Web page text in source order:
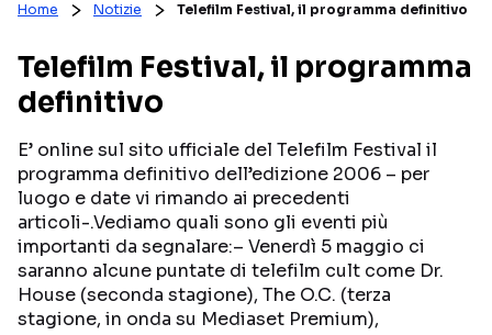
CANALI TV
PROGRAMMI TV
PERSONAGGI TV
SERIE TV
FICTION
Streaming
NETFLIX
AMAZON PRIME VIDEO
MEDIASET INFINITY
DAZN
Home Notizie Telefilm Festival, il programma definitivo
Telefilm Festival, il programma
definitivo
E’ online sul sito ufficiale del Telefilm Festival il
programma definitivo dell’edizione 2006 – per
luogo e date vi rimando ai precedenti
articoli-.Vediamo quali sono gli eventi più
importanti da segnalare:– Venerdì 5 maggio ci
saranno alcune puntate di telefilm cult come Dr.
House (seconda stagione), The O.C. (terza
stagione, in onda su Mediaset Premium),